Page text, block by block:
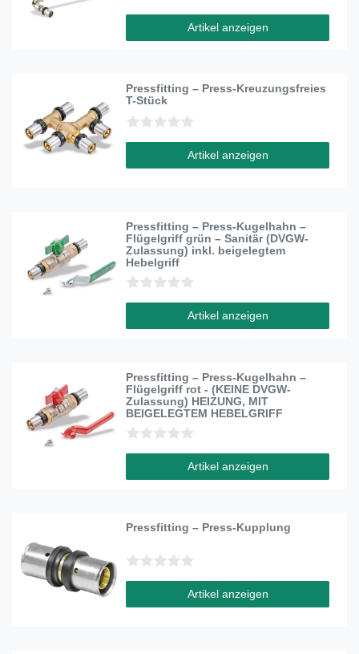
Artikel anzeigen
Pressfitting – Press-Kreuzungsfreies
T-Stück
Artikel anzeigen
Pressfitting – Press-Kugelhahn –
Flügelgriff grün – Sanitär (DVGW-
Zulassung) inkl. beigelegtem
Hebelgriff
Artikel anzeigen
Pressfitting – Press-Kugelhahn –
Flügelgriff rot - (KEINE DVGW-
Zulassung) HEIZUNG, MIT
BEIGELEGTEM HEBELGRIFF
Artikel anzeigen
Pressfitting – Press-Kupplung
Artikel anzeigen